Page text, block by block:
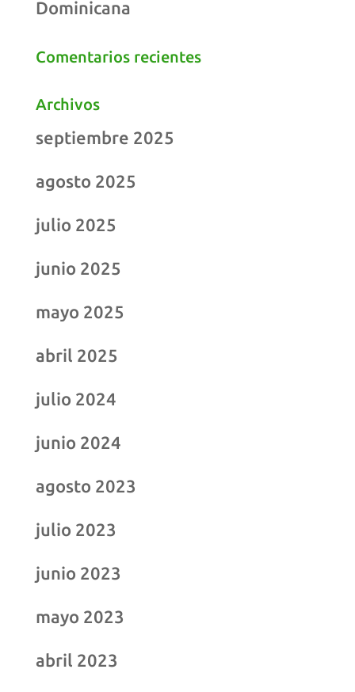
Dominicana
Comentarios recientes
Archivos
septiembre 2025
agosto 2025
julio 2025
junio 2025
mayo 2025
abril 2025
julio 2024
junio 2024
agosto 2023
julio 2023
junio 2023
mayo 2023
abril 2023